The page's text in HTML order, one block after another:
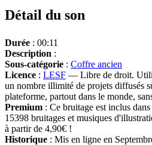
Détail du son
Durée : 00:11
Description :
Sous-catégorie : Coffre ancien
Licence : LESF — Libre de droit.
un nombre illimité de projets diffusés
plateforme, partout dans le monde,
Premium : Ce bruitage est inclus dans
15398 bruitages et musiques
à partir de 4,90€ !
Historique : Mis en ligne en